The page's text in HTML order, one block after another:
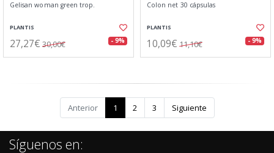
Gelisan woman green trop.
PLANTIS
27,27€ 30,00€ - 9%
Colon net 30 cápsulas
PLANTIS
10,09€ 11,10€ - 9%
Anterior 1 2 3 Siguiente
Síguenos en: